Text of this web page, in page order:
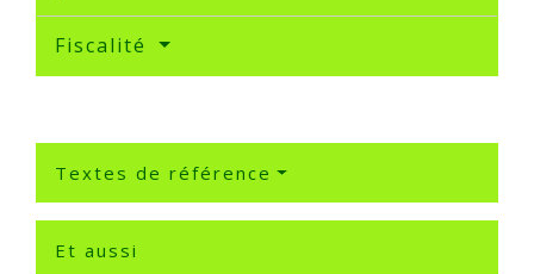
Fiscalité
Textes de référence
Et aussi